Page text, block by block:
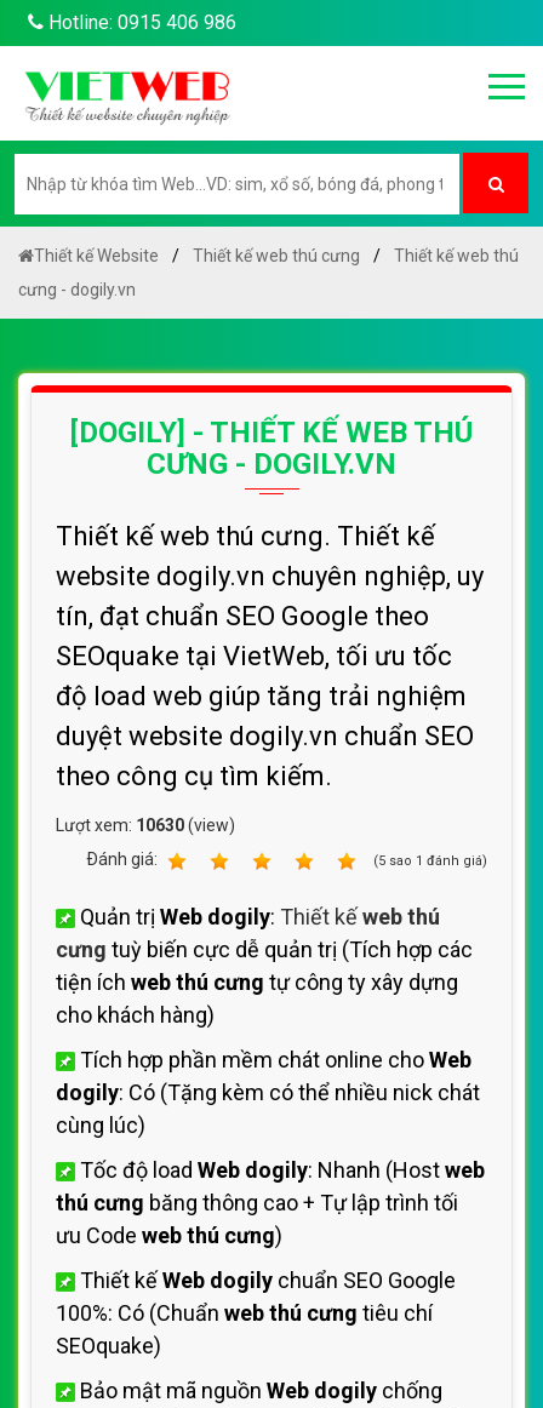
Hotline: 0915 406 986
Thiết kế Website Thiết kế web thú cưng
Thiết kế web thú
cưng - dogily.vn
[DOGILY] - THIẾT KẾ WEB THÚ
CƯNG - DOGILY.VN
Thiết kế web thú cưng. Thiết kế
website dogily.vn chuyên nghiệp, uy
tín, đạt chuẩn SEO Google theo
SEOquake tại VietWeb, tối ưu tốc
độ load web giúp tăng trải nghiệm
duyệt website dogily.vn chuẩn SEO
theo công cụ tìm kiếm.
Lượt xem: 10630(view)
Ðánh giá:
(5 sao 1 đánh giá)
Quản trị Web dogily: Thiết kếweb thú
cưng tuỳ biến cực dễ quản trị (Tích hợp các
tiện ích web thú cưng tự công ty xây dựng
cho khách hàng)
Tích hợp phần mềm chát online choWeb
dogily: Có (Tặng kèm có thể nhiều nick chát
cùng lúc)
Tốc độ load Web dogily: Nhanh (Hostweb
thú cưng băng thông cao + Tự lập trình tối
ưu Code web thú cưng)
Thiết kếWeb dogily chuẩn SEO Google
100%: Có (Chuẩn web thú cưng tiêu chí
SEOquake)
Bảo mật mã nguồn Web dogily chống